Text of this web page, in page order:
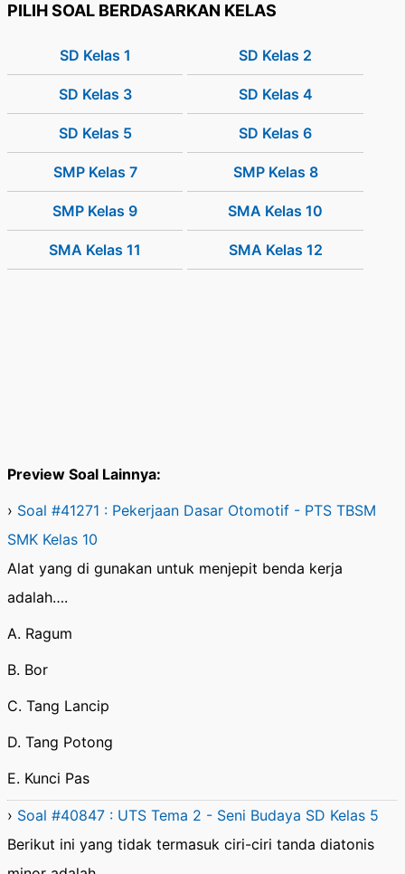
PILIH SOAL BERDASARKAN KELAS
SD Kelas 1 SD Kelas 2
SD Kelas 3 SD Kelas 4
SD Kelas 5 SD Kelas 6
SMP Kelas 7 SMP Kelas 8
SMP Kelas 9 SMA Kelas 10
SMA Kelas 11 SMA Kelas 12
Preview Soal Lainnya:
› Soal #41271 : Pekerjaan Dasar Otomotif - PTS TBSM
SMK Kelas 10
Alat yang di gunakan untuk menjepit benda kerja
adalah….
A. Ragum
B. Bor
C. Tang Lancip
D. Tang Potong
E. Kunci Pas
› Soal #40847 : UTS Tema 2 - Seni Budaya SD Kelas 5
Berikut ini yang tidak termasuk ciri-ciri tanda diatonis